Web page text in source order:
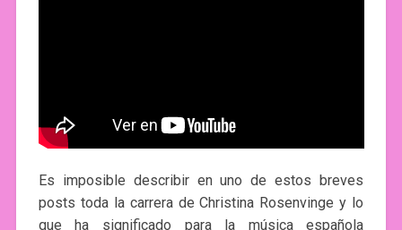
Es imposible describir en uno de estos breves
posts toda la carrera de Christina Rosenvinge y lo
que ha significado para la música española